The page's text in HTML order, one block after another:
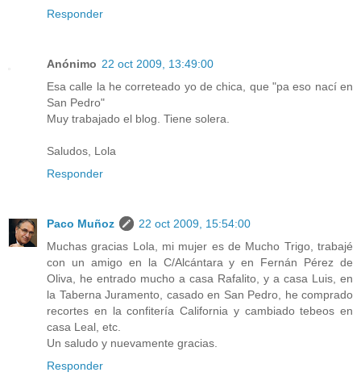
Responder
Anónimo 22 oct 2009, 13:49:00
Esa calle la he correteado yo de chica, que "pa eso nací en
San Pedro"
Muy trabajado el blog. Tiene solera.
Saludos, Lola
Responder
Paco Muñoz
22 oct 2009, 15:54:00
Muchas gracias Lola, mi mujer es de Mucho Trigo, trabajé
con un amigo en la C/Alcántara y en Fernán Pérez de
Oliva, he entrado mucho a casa Rafalito, y a casa Luis, en
la Taberna Juramento, casado en San Pedro, he comprado
recortes en la confitería California y cambiado tebeos en
casa Leal, etc.
Un saludo y nuevamente gracias.
Responder